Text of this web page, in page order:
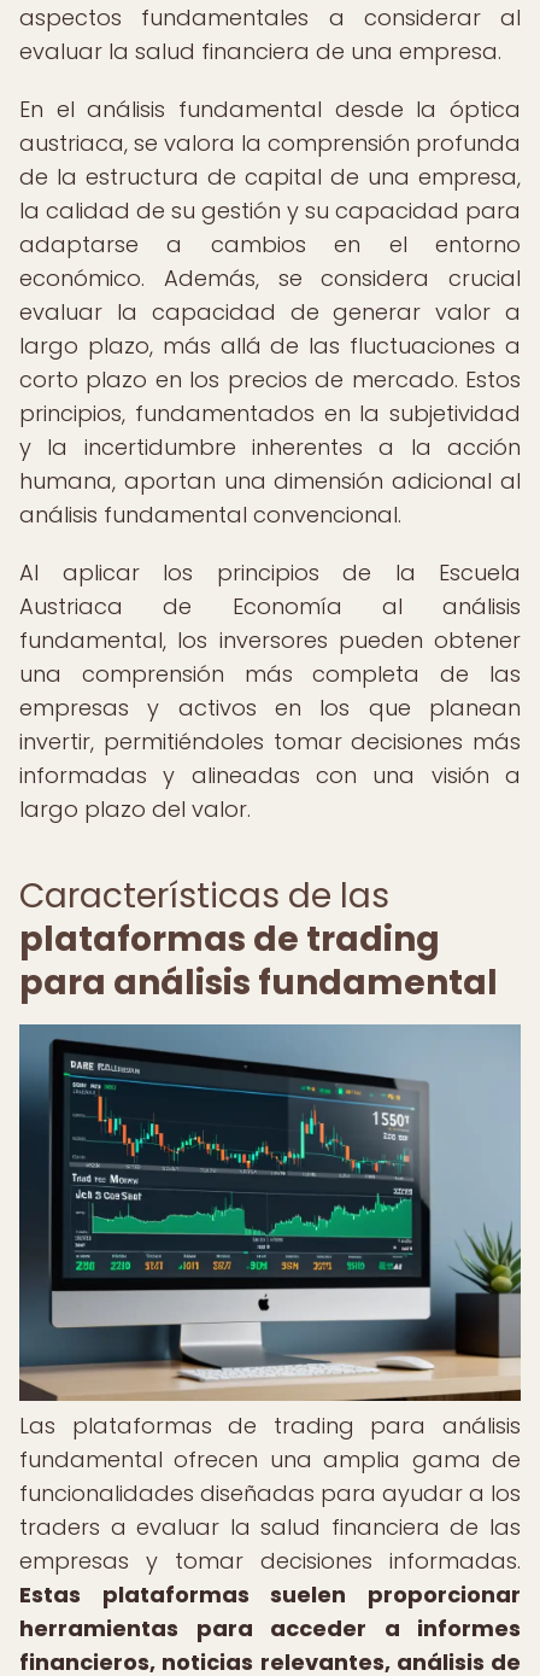
aspectos fundamentales a considerar al
evaluar la salud financiera de una empresa.
En el análisis fundamental desde la óptica
austriaca, se valora la comprensión profunda
de la estructura de capital de una empresa,
la calidad de su gestión y su capacidad para
adaptarse a cambios en el entorno
económico. Además, se considera crucial
evaluar la capacidad de generar valor a
largo plazo, más allá de las fluctuaciones a
corto plazo en los precios de mercado. Estos
principios, fundamentados en la subjetividad
y la incertidumbre inherentes a la acción
humana, aportan una dimensión adicional al
análisis fundamental convencional.
Al aplicar los principios de la Escuela
Austriaca de Economía al análisis
fundamental, los inversores pueden obtener
una comprensión más completa de las
empresas y activos en los que planean
invertir, permitiéndoles tomar decisiones más
informadas y alineadas con una visión a
largo plazo del valor.
Características de las
plataformas de trading
para análisis fundamental
Las plataformas de trading para análisis
fundamental ofrecen una amplia gama de
funcionalidades diseñadas para ayudar a los
traders a evaluar la salud financiera de las
empresas y tomar decisiones informadas.
Estas plataformas suelen proporcionar
herramientas para acceder a informes
financieros, noticias relevantes, análisis de